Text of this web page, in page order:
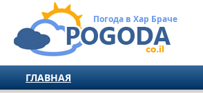
Погода в Хар Браче
ГЛАВНАЯ